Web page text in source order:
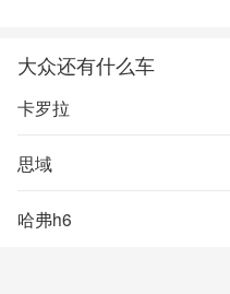
大众还有什么车
卡罗拉
思域
哈弗h6